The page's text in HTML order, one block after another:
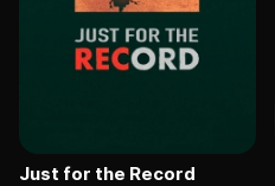
Just for the Record